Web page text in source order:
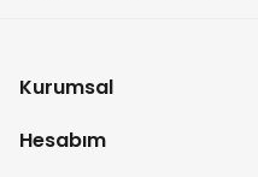
Kurumsal
Hesabım